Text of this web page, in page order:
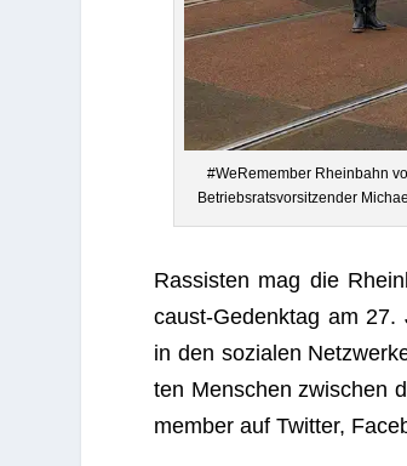
#WeRe­mem­ber Rhein­bahn
Betriebs­rats­vor­sit­zen­der
Ras­sis­ten mag die
caust-Gedenk­tag am 27.
in den sozia­len
ten Men­schen zwi­schen
mem­ber auf Twit­ter,